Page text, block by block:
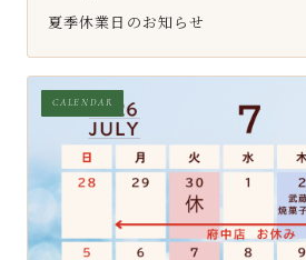
夏季休業日のお知らせ
CALENDAR